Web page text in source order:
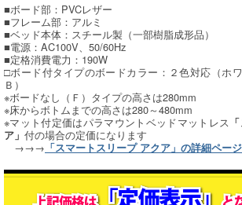
■ボード部：PVCレザー
■フレーム部：アルミ
■ベッド本体：スチール製（一部樹脂成形品）
■電源：AC100V、50/60Hz
■定格消費電力：190W
□ボード付タイプのボードカラー：２色対応（ホ
Ｂ）
※ボードなし（Ｆ）タイプの高さは280mm
※床からボトムまでの高さは280～480mm
※マット付定価はパラマウントベッドマットレス
ア」 付の場合の定価になります
→→→ 「スマートスリープ アクア」の詳細ペー